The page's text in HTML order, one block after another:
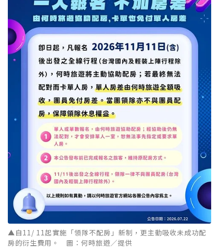
▲自11/ 11起實施「領隊不配房」新制，更主動吸收未成功配
房的衍生費用。 圖：何時旅遊／提供